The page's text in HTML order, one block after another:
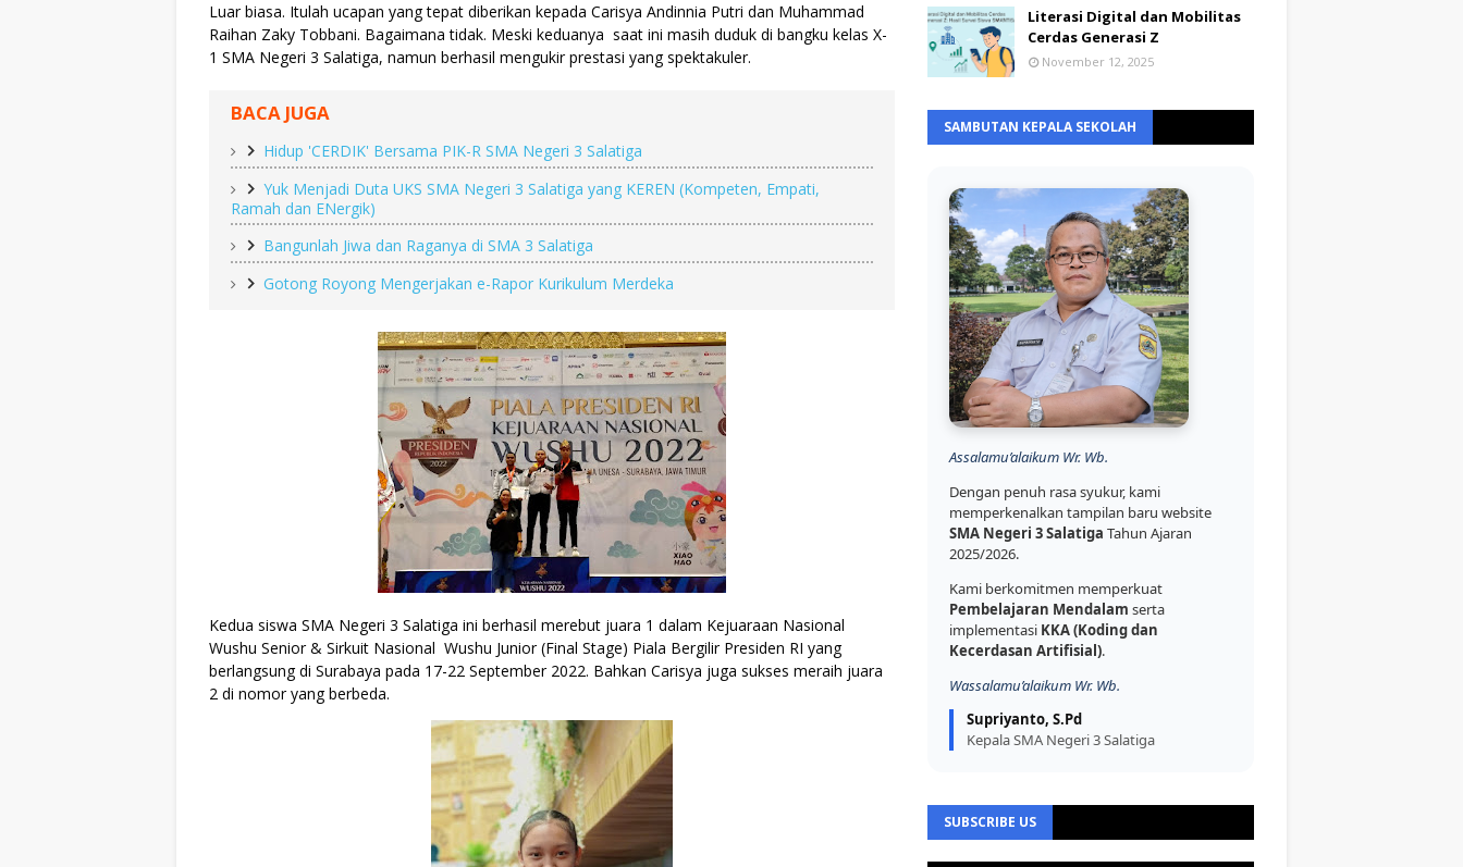
Luar biasa. Itulah ucapan yang tepat diberikan kepada Carisya Andinnia Putri dan Muhammad
Raihan Zaky Tobbani. Bagaimana tidak. Meski keduanya  saat ini masih duduk di bangku kelas X-
1 SMA Negeri 3 Salatiga, namun berhasil mengukir prestasi yang spektakuler.
BACA JUGA
Hidup 'CERDIK' Bersama PIK-R SMA Negeri 3 Salatiga
Yuk Menjadi Duta UKS SMA Negeri 3 Salatiga yang KEREN (Kompeten, Empati,
Ramah dan ENergik)
Bangunlah Jiwa dan Raganya di SMA 3 Salatiga
Gotong Royong Mengerjakan e-Rapor Kurikulum Merdeka
Kedua siswa SMA Negeri 3 Salatiga ini berhasil merebut juara 1 dalam Kejuaraan Nasional
Wushu Senior & Sirkuit Nasional  Wushu Junior (Final Stage) Piala Bergilir Presiden RI yang
berlangsung di Surabaya pada 17-22 September 2022. Bahkan Carisya juga sukses meraih juara
2 di nomor yang berbeda.
Literasi Digital dan Mobilitas
Cerdas Generasi Z
November 12, 2025
SAMBUTAN KEPALA SEKOLAH
Assalamu’alaikum Wr. Wb.
Dengan penuh rasa syukur, kami
memperkenalkan tampilan baru website
SMA Negeri 3 Salatiga Tahun Ajaran
2025/2026.
Kami berkomitmen memperkuat
Pembelajaran Mendalam serta
implementasi KKA (Koding dan
Kecerdasan Artifisial).
Wassalamu’alaikum Wr. Wb.
Supriyanto, S.Pd
Kepala SMA Negeri 3 Salatiga
SUBSCRIBE US